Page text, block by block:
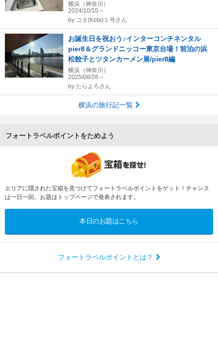
横浜（神奈川）
2024/10/10～
by コタ(Kota)１号さん
お誕生日を祝おう♪インターコンチネンタル
pier8＆グランドニッコー東京台場！前泊の浜
松餃子とツタンカーメン展/pier8編
横浜（神奈川）
2025/08/28～
by たらよろさん
横浜の旅行記一覧
フォートラベルポイントをためよう
エリアに隠された宝箱を見つけてフォートラベルポイントをゲット！チャンス
は一日一回。お題はトップページで発表されます。
本日のお題はこちら
フォートラベルポイントとは？